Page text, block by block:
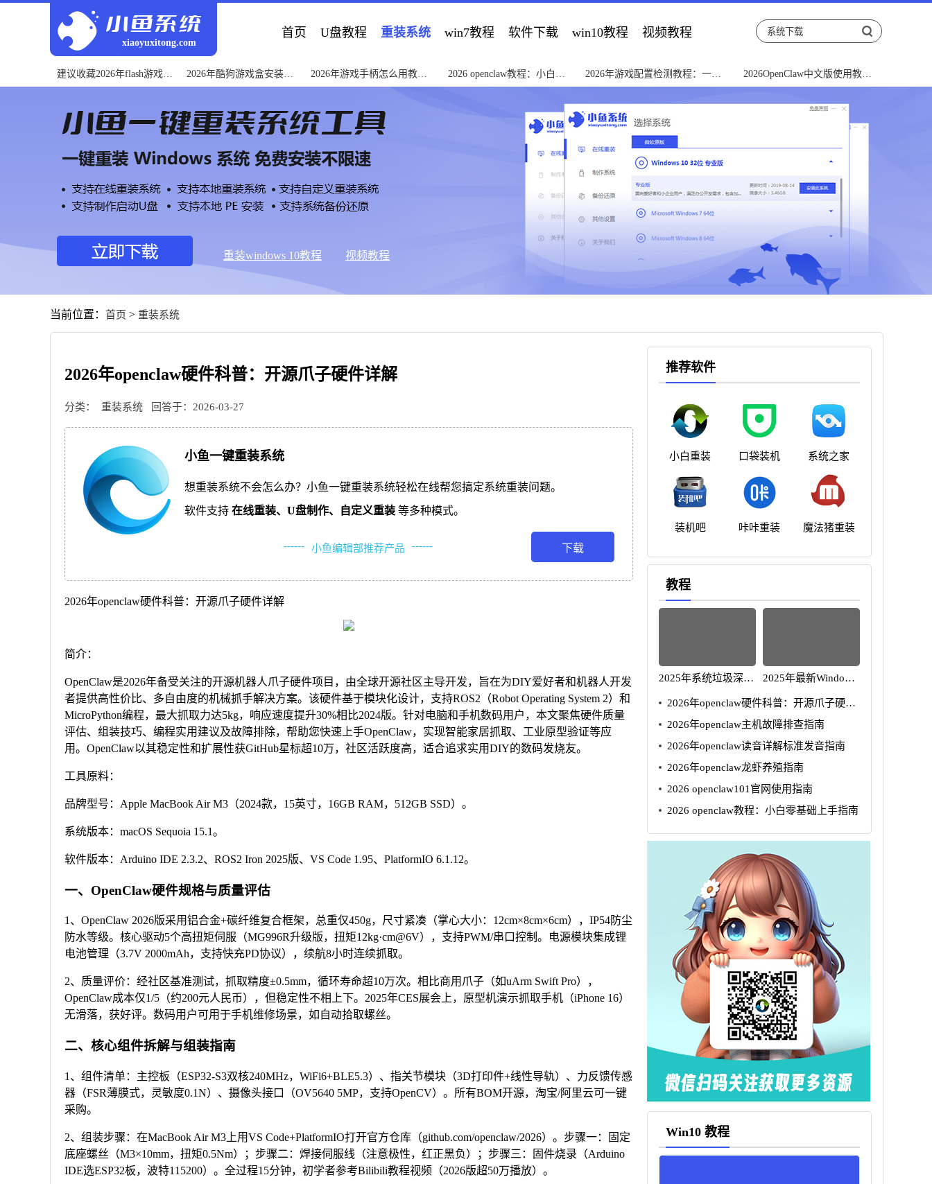
xiaoyuxitong.com
首页 U盘教程 重装系统 win7教程 软件下载 win10教程 视频教程
建议收藏2026年flash游戏修
改大师教程
2026年酷狗游戏盒安装教
程小白速成
2026年游戏手柄怎么用教程
新手速成指南
2026 openclaw教程：小白零
基础上手指南
2026年游戏配置检测教程：一键
检查硬件兼容性
2026OpenClaw中文版使用教程
小白上手指南
重装windows 10教程 视频教程
当前位置： 首页 > 重装系统
2026年openclaw硬件科普：开源爪子硬件详解
分类： 重装系统 回答于：2026-03-27
小鱼一键重装系统
想重装系统不会怎么办？小鱼一键重装系统轻松在线帮您搞定系统重装问题。
软件支持 在线重装、 U盘制作、 自定义重装 等多种模式。
------ 小鱼编辑部推荐产品 ------ 下载
2026年openclaw硬件科普：开源爪子硬件详解
简介：
OpenClaw是2026年备受关注的开源机器人爪子硬件项目，由全球开源社区主导开发，旨在为DIY爱好者和机器人开发
者提供高性价比、多自由度的机械抓手解决方案。该硬件基于模块化设计，支持ROS2（Robot Operating System 2）和
MicroPython编程，最大抓取力达5kg，响应速度提升30%相比2024版。针对电脑和手机数码用户，本文聚焦硬件质量
评估、组装技巧、编程实用建议及故障排除，帮助您快速上手OpenClaw，实现智能家居抓取、工业原型验证等应
用。OpenClaw以其稳定性和扩展性获GitHub星标超10万，社区活跃度高，适合追求实用DIY的数码发烧友。
工具原料：
品牌型号：Apple MacBook Air M3（2024款，15英寸，16GB RAM，512GB SSD）。
系统版本：macOS Sequoia 15.1。
软件版本：Arduino IDE 2.3.2、ROS2 Iron 2025版、VS Code 1.95、PlatformIO 6.1.12。
一、OpenClaw硬件规格与质量评估
1、OpenClaw 2026版采用铝合金+碳纤维复合框架，总重仅450g，尺寸紧凑（掌心大小：12cm×8cm×6cm），IP54防尘
防水等级。核心驱动5个高扭矩伺服（MG996R升级版，扭矩12kg·cm@6V），支持PWM/串口控制。电源模块集成锂
电池管理（3.7V 2000mAh，支持快充PD协议），续航8小时连续抓取。
2、质量评价：经社区基准测试，抓取精度±0.5mm，循环寿命超10万次。相比商用爪子（如uArm Swift Pro），
OpenClaw成本仅1/5（约200元人民币），但稳定性不相上下。2025年CES展会上，原型机演示抓取手机（iPhone 16）
无滑落，获好评。数码用户可用于手机维修场景，如自动拾取螺丝。
二、核心组件拆解与组装指南
1、组件清单：主控板（ESP32-S3双核240MHz，WiFi6+BLE5.3）、指关节模块（3D打印件+线性导轨）、力反馈传感
器（FSR薄膜式，灵敏度0.1N）、摄像头接口（OV5640 5MP，支持OpenCV）。所有BOM开源，淘宝/阿里云可一键
采购。
2、组装步骤：在MacBook Air M3上用VS Code+PlatformIO打开官方仓库（github.com/openclaw/2026）。步骤一：固定
底座螺丝（M3×10mm，扭矩0.5Nm）；步骤二：焊接伺服线（注意极性，红正黑负）；步骤三：固件烧录（Arduino
IDE选ESP32板，波特115200）。全过程15分钟，初学者参考Bilibili教程视频（2026版超50万播放）。
推荐软件
小白重装 口袋装机 系统之家
装机吧 咔咔重装 魔法猪重装
教程
2025年系统垃圾深度
2025年最新Windows
解答
2026年openclaw主机故障排查指南
2026年openclaw读音详解标准发音指南
2026年openclaw龙虾养殖指南
2026 openclaw101官网使用指南
2026 openclaw教程：小白零基础上手指南
Win10 教程